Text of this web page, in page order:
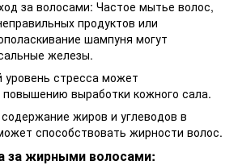
за волосами: Частое мытье волос,
продуктов или
шампуня могут
железы.
уровень стресса может
повышению выработки кожного сала.
жиров и углеводов в
способствовать жирности волос.
за жирными волосами: